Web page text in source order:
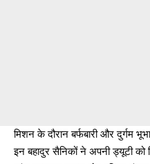
मिशन के दौरान बर्फबारी और दुर्गम
इन बहादुर सैनिकों ने अपनी ड्यूटी को